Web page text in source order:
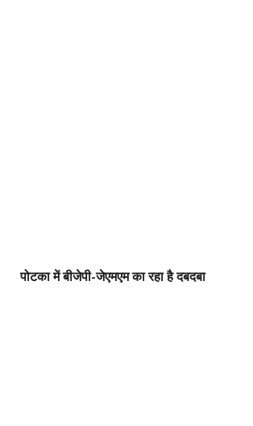
पोटका में बीजेपी-जेएमएम का रहा है दबदबा